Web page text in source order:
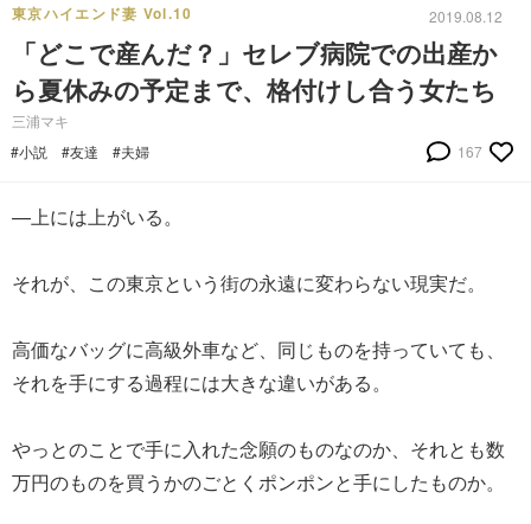
東京ハイエンド妻 Vol.10 2019.08.12
「どこで産んだ？」セレブ病院での出産か
ら夏休みの予定まで、格付けし合う女たち
三浦マキ
#小説
#友達 #夫婦 167
—上には上がいる。
それが、この東京という街の永遠に変わらない現実だ。
高価なバッグに高級外車など、同じものを持っていても、
それを手にする過程には大きな違いがある。
やっとのことで手に入れた念願のものなのか、それとも数
万円のものを買うかのごとくポンポンと手にしたものか。